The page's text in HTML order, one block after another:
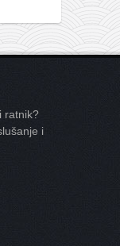
ratnik?
i